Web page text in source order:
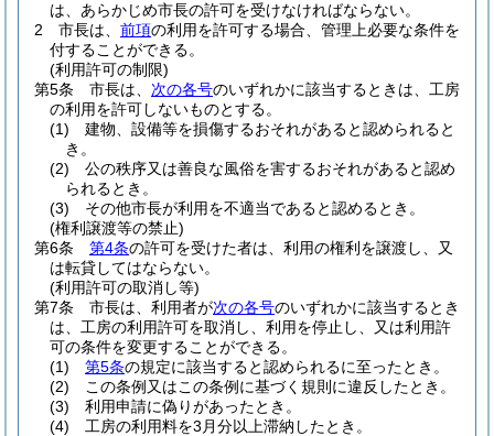
は、あらかじめ市長の許可を受けなければならない。
2
市長は、 前項の利用を許可する場合、管理上必要な条件を
付することができる。
(利用許可の制限)
第5条
市長は、 次の各号のいずれかに該当するときは、工房
の利用を許可しないものとする。
(1)
建物、設備等を損傷するおそれがあると認められると
き。
(2)
公の秩序又は善良な風俗を害するおそれがあると認め
られるとき。
(3)
その他市長が利用を不適当であると認めるとき。
(権利譲渡等の禁止)
第6条
第4条の許可を受けた者は、利用の権利を譲渡し、又
は転貸してはならない。
(利用許可の取消し等)
第7条
市長は、利用者が次の各号のいずれかに該当するとき
は、工房の利用許可を取消し、利用を停止し、又は利用許
可の条件を変更することができる。
(1)
第5条の規定に該当すると認められるに至ったとき。
(2)
この条例又はこの条例に基づく規則に違反したとき。
(3)
利用申請に偽りがあったとき。
(4)
工房の利用料を3月分以上滞納したとき。